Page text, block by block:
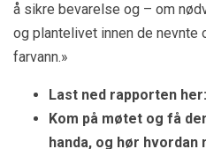
å sikre bevarelse og – om
og plantelivet innen de nevnte
farvann.»
Last ned rapporten her:
Kom på møtet og få
handa, og hør hvordan